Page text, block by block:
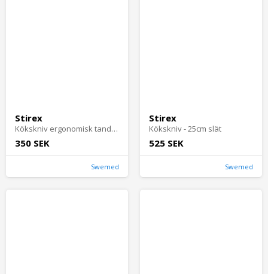
Stirex
Kökskniv ergonomisk tandad - S 25cm
350 SEK
Swemed
Stirex
Kökskniv - 25cm slät
525 SEK
Swemed